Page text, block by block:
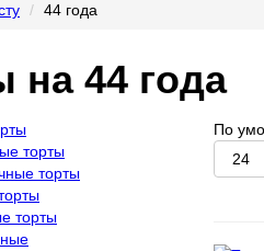
44 года
на 44 года
торты
торты
торты
По